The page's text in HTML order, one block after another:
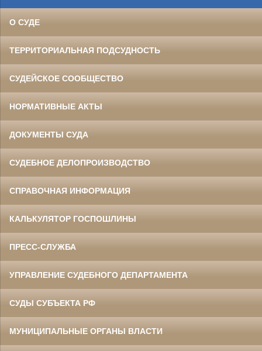
О СУДЕ
ТЕРРИТОРИАЛЬНАЯ ПОДСУДНОСТЬ
СУДЕЙСКОЕ СООБЩЕСТВО
НОРМАТИВНЫЕ АКТЫ
ДОКУМЕНТЫ СУДА
СУДЕБНОЕ ДЕЛОПРОИЗВОДСТВО
СПРАВОЧНАЯ ИНФОРМАЦИЯ
КАЛЬКУЛЯТОР ГОСПОШЛИНЫ
ПРЕСС-СЛУЖБА
УПРАВЛЕНИЕ СУДЕБНОГО ДЕПАРТАМЕНТА
СУДЫ СУБЪЕКТА РФ
МУНИЦИПАЛЬНЫЕ ОРГАНЫ ВЛАСТИ